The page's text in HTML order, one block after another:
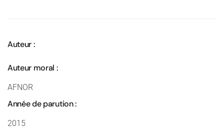
Auteur :
Auteur moral :
AFNOR
Année de parution :
2015